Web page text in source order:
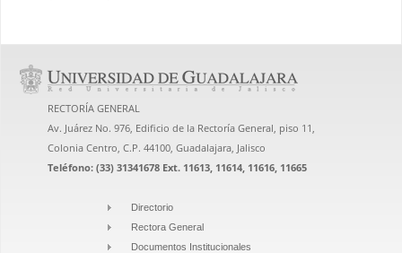
RECTORÍA GENERAL
Av. Juárez No. 976, Edificio de la Rectoría General, piso 11,
Colonia Centro, C.P. 44100, Guadalajara, Jalisco
Teléfono: (33) 31341678 Ext. 11613, 11614, 11616, 11665
Directorio
Rectora General
Documentos Institucionales